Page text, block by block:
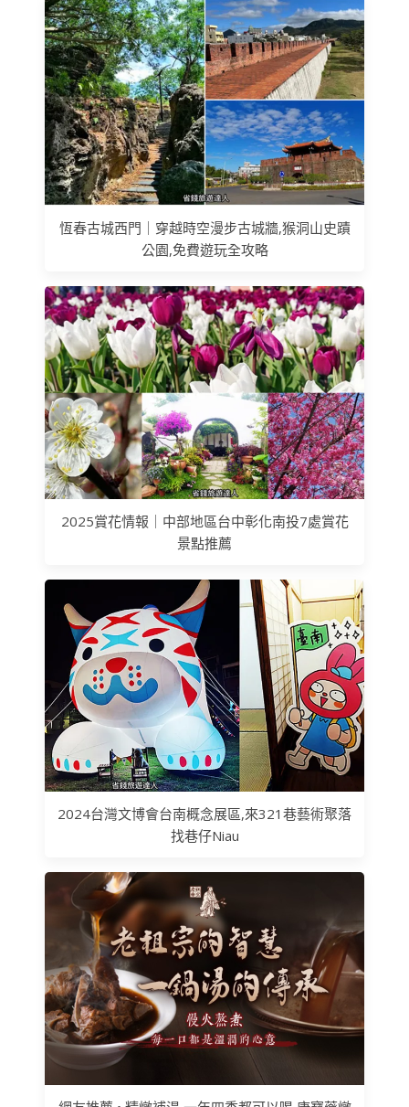
恆春古城西門｜穿越時空漫步古城牆,猴洞山史蹟
公園,免費遊玩全攻略
2025賞花情報｜中部地區台中彰化南投7處賞花
景點推薦
2024台灣文博會台南概念展區,來321巷藝術聚落
找巷仔Niau